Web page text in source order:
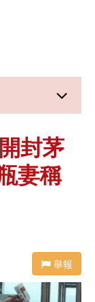
封茅
妻稱
舉報